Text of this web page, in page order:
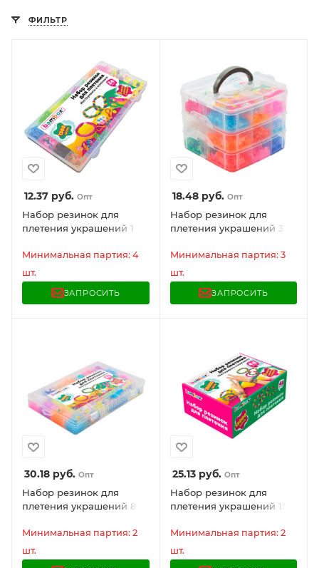
ФИЛЬТР
12.37 руб. Опт
Набор резинок для
плетения украшений 1
бусины, BAMBOX
(БАМБОКС), 665977
Минимальная партия: 4
шт.
ЗАПРОСИТЬ
18.48руб. Опт
Набор резинок для
плетения украшений 3
бусины, станок, BAMBOX,
665976
Минимальная партия: 3
шт.
ЗАПРОСИТЬ
30.18 руб. Опт
Набор резинок для
плетения украшений 8
бусины, станок, BAMBOX,
665975
Минимальная партия: 2
шт.
25.13руб. Опт
Набор резинок для
плетения украшений 15
BAMBOX, 665974
Минимальная партия: 2
шт.